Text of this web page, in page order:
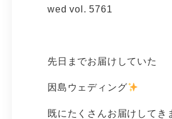
wed vol. 5761
先日までお届けしていた
因島ウェディング
既にたくさんお届けしてき